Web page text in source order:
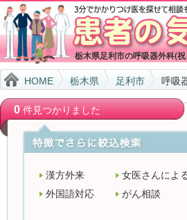
栃木県足利市の呼吸器外科(
HOME 栃木県 足利市 呼吸
0件見つかりました
漢方外来 女医さんによ
外国語対応
がん相談